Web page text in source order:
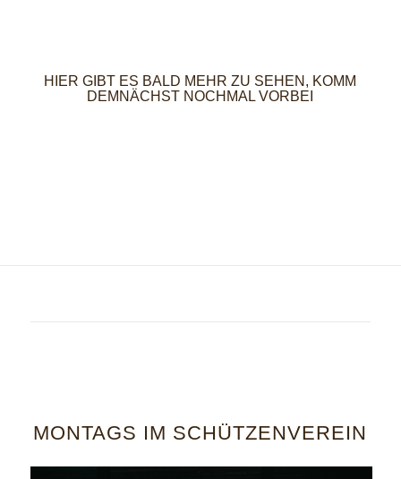
HIER GIBT ES BALD MEHR ZU SEHEN, KOMM
DEMNÄCHST NOCHMAL VORBEI
MONTAGS IM SCHÜTZENVEREIN